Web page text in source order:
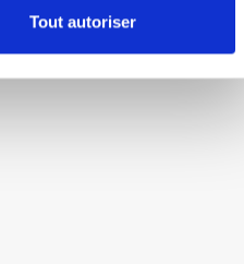
Tout autoriser